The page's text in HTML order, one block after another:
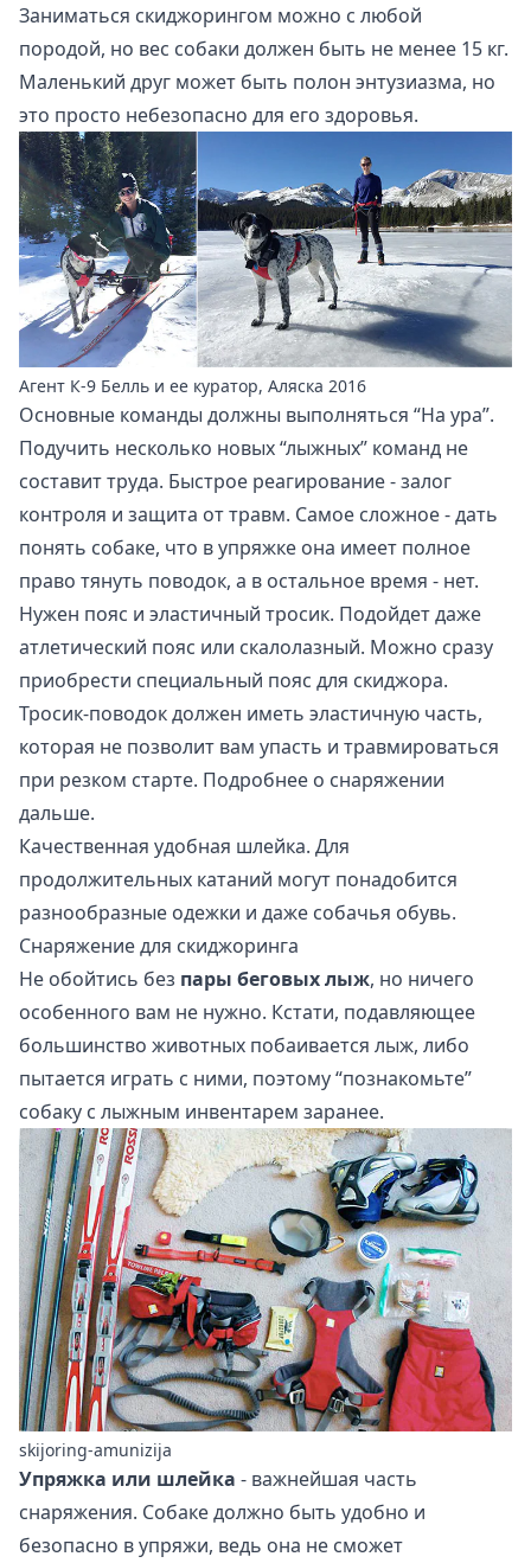
Заниматься скиджорингом можно с любой
породой, но вес собаки должен быть не менее 15 кг.
Маленький друг может быть полон энтузиазма, но
это просто небезопасно для его здоровья.
Агент К-9 Белль и ее куратор, Аляска 2016
Основные команды должны выполняться “На ура”.
Подучить несколько новых “лыжных” команд не
составит труда. Быстрое реагирование - залог
контроля и защита от травм. Самое сложное - дать
понять собаке, что в упряжке она имеет полное
право тянуть поводок, а в остальное время - нет.
Нужен пояс и эластичный тросик. Подойдет даже
атлетический пояс или скалолазный. Можно сразу
приобрести специальный пояс для скиджора.
Тросик-поводок должен иметь эластичную часть,
которая не позволит вам упасть и травмироваться
при резком старте. Подробнее о снаряжении
дальше.
Качественная удобная шлейка. Для
продолжительных катаний могут понадобится
разнообразные одежки и даже собачья обувь.
Снаряжение для скиджоринга
Не обойтись без пары беговых лыж, но ничего
особенного вам не нужно. Кстати, подавляющее
большинство животных побаивается лыж, либо
пытается играть с ними, поэтому “познакомьте”
собаку с лыжным инвентарем заранее.
skijoring-amunizija
Упряжка или шлейка - важнейшая часть
снаряжения. Собаке должно быть удобно и
безопасно в упряжи, ведь она не сможет